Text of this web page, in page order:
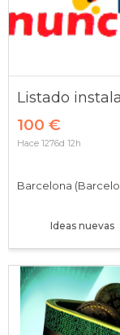
Listado
100 €
Ideas nuevas
Barcelona
Hace 1276d 12h